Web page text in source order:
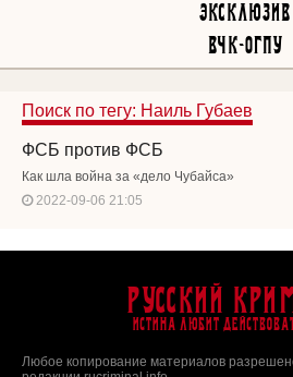
Эксклюзив
ВЧК-ОГПУ
Поиск по тегу: Наиль Губаев
ФСБ против ФСБ
Как шла война за «дело Чубайса»
2022-09-06 21:05
Русский
Истина любит
Любое копирование материалов